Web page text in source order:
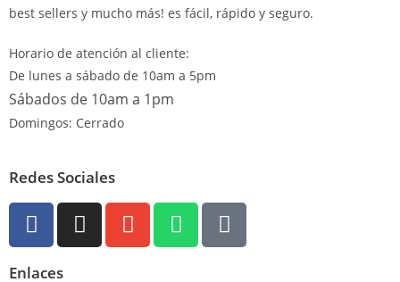
best sellers y mucho más! es fácil, rápido y seguro.
Horario de atención al cliente:
De lunes a sábado de 10am a 5pm
Sábados de 10am a 1pm
Domingos: Cerrado
Redes Sociales
Enlaces